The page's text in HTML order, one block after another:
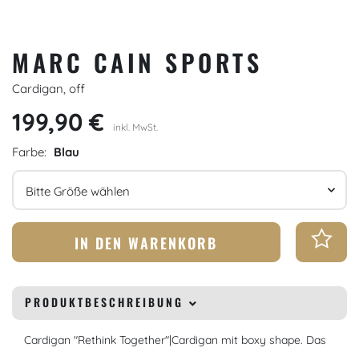
MARC CAIN SPORTS
Cardigan, off
199,90 € inkl. MwSt.
Farbe: Blau
Größe
IN DEN WARENKORB
PRODUKTBESCHREIBUNG
Cardigan "Rethink Together"|Cardigan mit boxy shape. Das